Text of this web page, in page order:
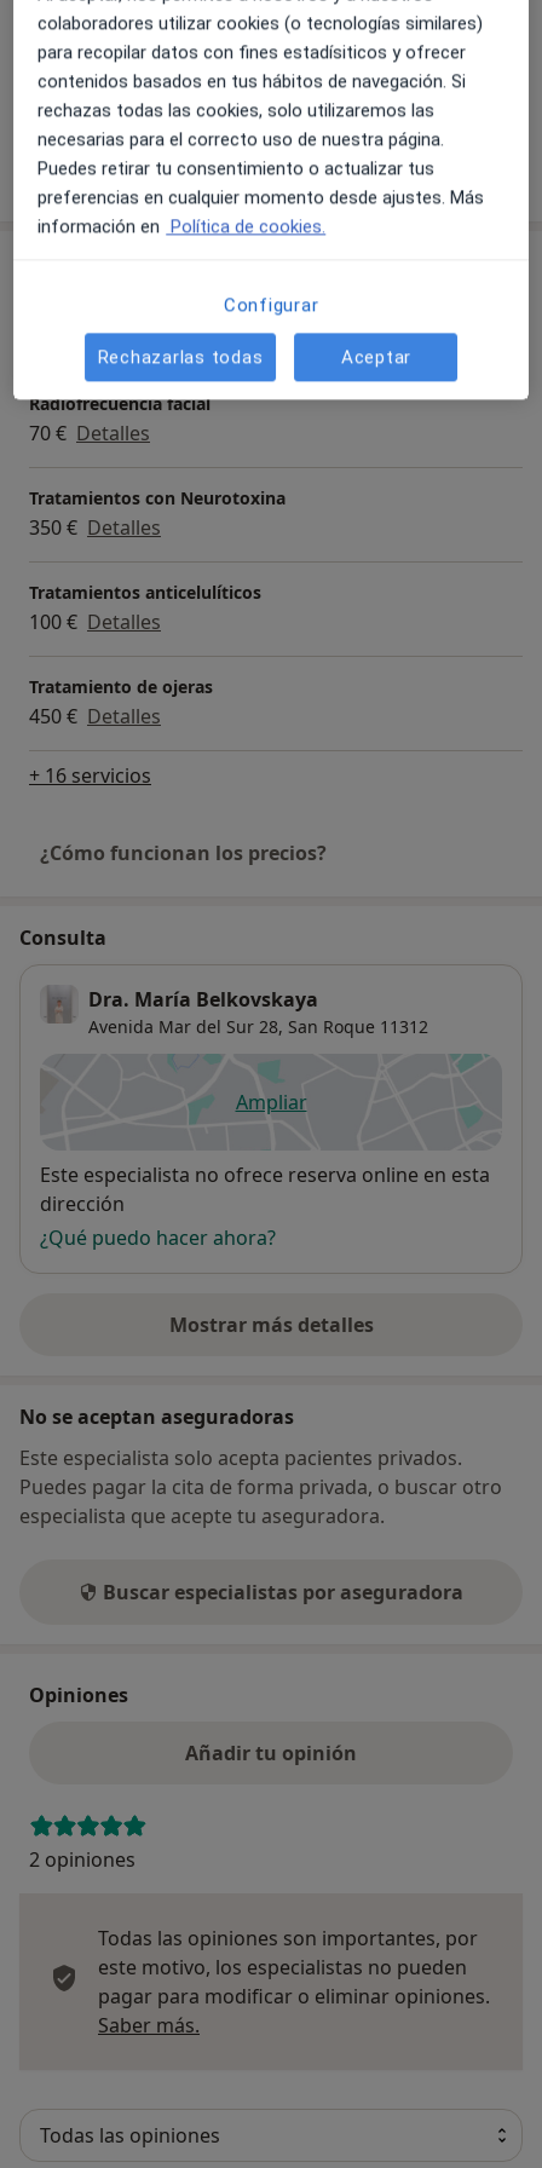
Envejecimiento facial
Hiperhidrosis
Lesiones vasculares y pigmentadas
Flacidez facial
Fotoenvejecimiento +6
Mostrar más detalles
sobre la experiencia
Visita Medicina Estética y Cirugía Cosmética
Detalles
Radiofrecuencia facial
70 € Detalles
Tratamientos con Neurotoxina
350 € Detalles
Tratamientos anticelulíticos
100 € Detalles
Tratamiento de ojeras
450 € Detalles
+ 16 servicios
¿Cómo funcionan los precios?
Consulta
Dra. María Belkovskaya
Avenida Mar del Sur 28, San Roque 11312
Ampliarse abre en una nueva
Disponibilidad
Este especialista no ofrece reserva online en esta
dirección
¿Qué puedo hacer ahora?
Mostrar más detalles
sobre la dirección
No se aceptan aseguradoras
Este especialista solo acepta pacientes privados.
Puedes pagar la cita de forma privada, o buscar otro
especialista que acepte tu aseguradora.
Buscar especialistas por aseguradora
Opiniones
Añadir tu opinión
2 opiniones
Todas las opiniones son importantes, por
este motivo, los especialistas no pueden
pagar para modificar o eliminar opiniones.
Saber más.
colaboradores utilizar cookies (o tecnologías similares)
para recopilar datos con fines estadísiticos y ofrecer
contenidos basados en tus hábitos de navegación. Si
rechazas todas las cookies, solo utilizaremos las
necesarias para el correcto uso de nuestra página.
Puedes retirar tu consentimiento o actualizar tus
preferencias en cualquier momento desde ajustes. Más
información en Política de cookies.
Configurar
Rechazarlas todas Aceptar